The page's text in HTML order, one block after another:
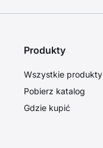
Produkty
Wszystkie produkty
Pobierz katalog
Gdzie kupić